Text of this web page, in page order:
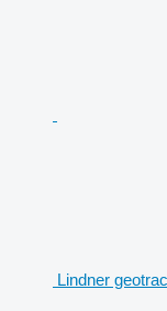
Lindner